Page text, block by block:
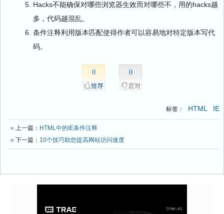
Hacks不能确保对哪些浏览器生效而对哪些不，用的hacks越
多，代码越混乱。
条件注释利用版本匹配使得作者可以容易地对特定版本写代
码。
0 0
标签： HTML IE
« 上一篇： HTML中的IE条件注释
» 下一篇： 10个技巧助您提高网站访问速度